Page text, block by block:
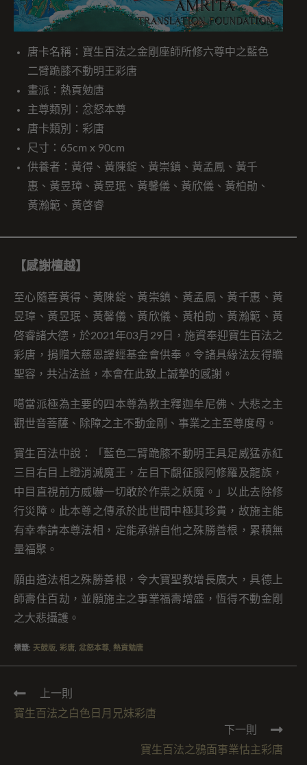
唐卡名稱：寶生百法之金剛座師所修六尊中之藍色
二臂跪膝不動明王彩唐
畫派：熱貢勉唐
主尊類別：忿怒本尊
唐卡類別：彩唐
尺寸：65cm x 90cm
供養者：黃得、黃陳錠、黃崇鎮、黃孟鳳、黃千
惠、黃昱璋、黃昱珉、黃馨儀、黃欣儀、黃柏勛、
黃瀚範、黃啓睿
【感謝檀越】
至心隨喜黃得、黃陳錠、黃崇鎮、黃孟鳳、黃千惠、黃
昱璋、黃昱珉、黃馨儀、黃欣儀、黃柏勛、黃瀚範、黃
啓睿諸大德，於2021年03月29日，施資奉迎寶生百法之
彩唐，捐贈大慈恩譯經基金會供奉。令諸具緣法友得瞻
聖容，共沾法益，本會在此致上誠摯的感謝。
噶當派極為主要的四本尊為教主釋迦牟尼佛、大悲之主
觀世音菩薩、除障之主不動金剛、事業之主至尊度母。
寶生百法中說：「藍色二臂跪膝不動明王具足威猛赤紅
三目右目上瞪消滅魔王，左目下覷征服阿修羅及龍族，
中目直視前方威嚇一切敢於作祟之妖魔。」以此去除修
行災障。此本尊之傳承於此世間中極其珍貴，故施主能
有幸奉請本尊法相，定能承辦自他之殊勝善根，累積無
量福聚。
願由造法相之殊勝善根，令大寶聖教增長廣大，具德上
師壽住百劫，並願施主之事業福壽增盛，恆得不動金剛
之大悲攝護。
標籤: 天鼓版 彩唐 忿怒本尊 熱貢勉唐
上一則
寶生百法之白色日月兄妹彩唐
下一則
寶生百法之鴉面事業怙主彩唐